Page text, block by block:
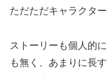
ただただキャラクタ
ストーリーも個人的
も無く、あまりに長